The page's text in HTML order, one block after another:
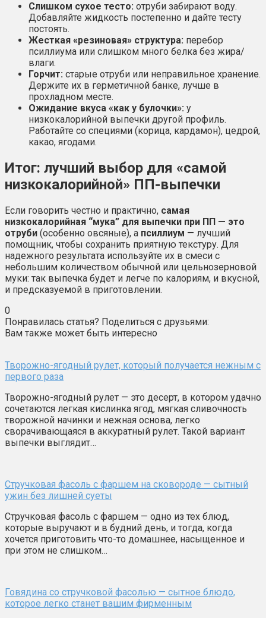
Слишком сухое тесто: отруби забирают воду.
Добавляйте жидкость постепенно и дайте тесту
постоять.
Жесткая «резиновая» структура: перебор
псиллиума или слишком много белка без жира/
влаги.
Горчит: старые отруби или неправильное хранение.
Держите их в герметичной банке, лучше в
прохладном месте.
Ожидание вкуса «как у булочки»: у
низкокалорийной выпечки другой профиль.
Работайте со специями (корица, кардамон), цедрой,
какао, ягодами.
Итог: лучший выбор для «самой
низкокалорийной» ПП-выпечки
Если говорить честно и практично, самая
низкокалорийная “мука” для выпечки при ПП — это
отруби (особенно овсяные), а псиллиум — лучший
помощник, чтобы сохранить приятную текстуру. Для
надежного результата используйте их в смеси с
небольшим количеством обычной или цельнозерновой
муки: так выпечка будет и легче по калориям, и вкусной,
и предсказуемой в приготовлении.
0
Понравилась статья? Поделиться с друзьями:
Вам также может быть интересно
Творожно-ягодный рулет, который получается нежным с
первого раза
Творожно-ягодный рулет — это десерт, в котором удачно
сочетаются легкая кислинка ягод, мягкая сливочность
творожной начинки и нежная основа, легко
сворачивающаяся в аккуратный рулет. Такой вариант
выпечки выглядит…
Стручковая фасоль с фаршем на сковороде — сытный
ужин без лишней суеты
Стручковая фасоль с фаршем — одно из тех блюд,
которые выручают и в будний день, и тогда, когда
хочется приготовить что-то домашнее, насыщенное и
при этом не слишком…
Говядина со стручковой фасолью — сытное блюдо,
которое легко станет вашим фирменным